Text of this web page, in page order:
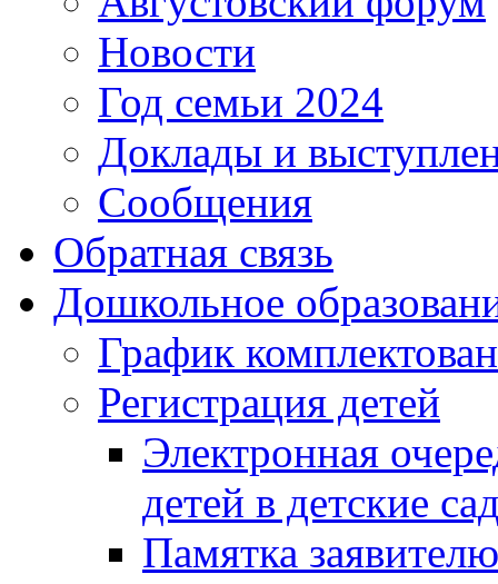
Новости
Год семьи 2024
Доклады и
Сообщения
Обратная связь
Дошкольное
График
Регистрация детей
Электронная
детей в детские
Памятка заявителю